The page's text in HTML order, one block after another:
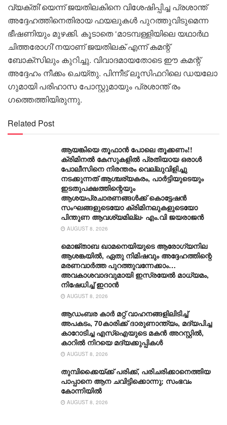
വ്യക്തി’യെന്ന് ജയതിലകിനെ വിശേഷിപ്പിച്ച പ്രശാന്ത്
അദ്ദേഹത്തിനെതിരായ ഫയലുകൾ പുറത്തുവിടുമെന്ന
ഭീഷണിയും മുഴക്കി. കൂടാതെ ‘മാടമ്പള്ളിയിലെ യഥാർഥ
ചിത്തരോഗി’നയാണ് ജയതിലക് എന്ന് കമന്റ്
ബോക്‌സിലും കുറിച്ചു. വിവാദമായതോടെ ഈ കമന്റ്
അദ്ദേഹം നീക്കം ചെയ്തു. പിന്നീട് ലൂസിഫറിലെ ഡയലോ​
ഗുമായി പരിഹാസ പോസ്റ്റുമായും പ്രശാന്ത് രം​
ഗത്തെത്തിയിരുന്നു.
Related Post
ആയങ്കിയെ തൂഫാൻ പോലെ തൂക്കണം!!
ക്രിമിനൽ കേസുകളിൽ പ്രതിയായ ഒരാൾ
പോലീസിനെ നിരന്തരം വെല്ലുവിളിച്ചു
നടക്കുന്നത് ആശ്ചര്യകരം, പാർട്ടിയുടെയും
ഇടതുപക്ഷത്തിന്റെയും
ആശയപ്രചാരണങ്ങൾക്ക് കൊട്ടേഷൻ
സംഘങ്ങളുടെയോ ക്രിമിനലുകളുടെയോ
പിന്തുണ ആവശ്യമില്ല- എം.വി ജയരാജൻ
AUGUST 8, 2026
മൊജ്താബ ഖാമനെയിയുടെ ആരോ​ഗ്യനില
ആശങ്കയിൽ, ഏതു നിമിഷവും അദ്ദേഹത്തിന്റെ
മരണവാർത്ത പുറത്തുവന്നേക്കാം…
അവകാശവാദവുമായി ഇസ്രയേൽ മാധ്യമം,
നിഷേധിച്ച് ഇറാൻ
AUGUST 8, 2026
ആഡംബര കാര്‍ മറ്റ് വാഹനങ്ങളിലിടിച്ച്
അപകടം, 70കാരിക്ക് ദാരുണാന്ത്യം, മദ്യപിച്ച
കാറോടിച്ച എസ്ഐയുടെ മകന്‍ അറസ്റ്റില്‍,
കാറില്‍ നിറയെ മദ്യക്കുപ്പികള്‍
AUGUST 8, 2026
തുമ്പിക്കൈയ്ക്ക് പരിക്ക്, പരിചരിക്കാനെത്തിയ
പാപ്പാനെ ആന ചവിട്ടിക്കൊന്നു; സംഭവം
കോന്നിയിൽ
AUGUST 8, 2026